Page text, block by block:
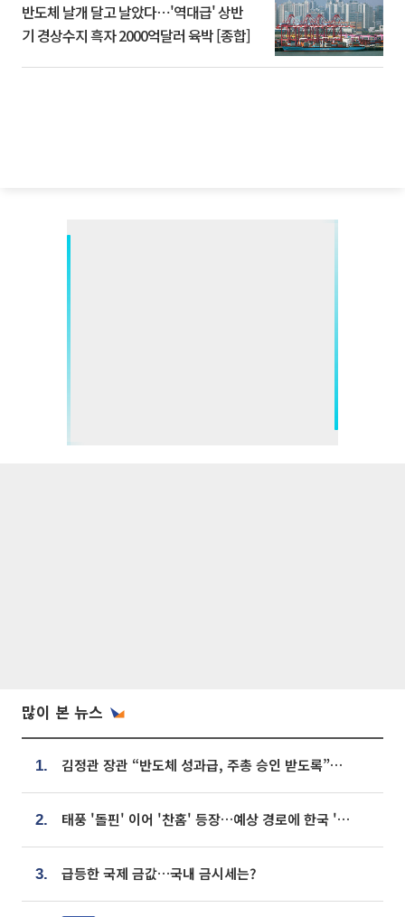
반도체 날개 달고 날았다⋯'역대급' 상반
기 경상수지 흑자 2000억달러 육박 [종합]
많이 본 뉴스
1. 김정관 장관 “반도체 성과급, 주총 승인 받도록”…상법·자본시장법 개정 시사
2. 태풍 '돌핀' 이어 '찬홈' 등장…예상 경로에 한국 '한숨'
3. 급등한 국제 금값…국내 금시세는?